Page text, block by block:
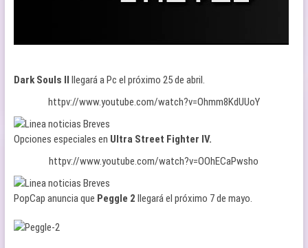
Dark Souls II llegará a Pc el próximo 25 de abril.
httpv://www.youtube.com/watch?v=Ohmm8KdUUoY
Opciones especiales en Ultra Street Fighter IV.
httpv://www.youtube.com/watch?v=OOhECaPwsho
PopCap anuncia que Peggle 2 llegará el próximo 7 de mayo.